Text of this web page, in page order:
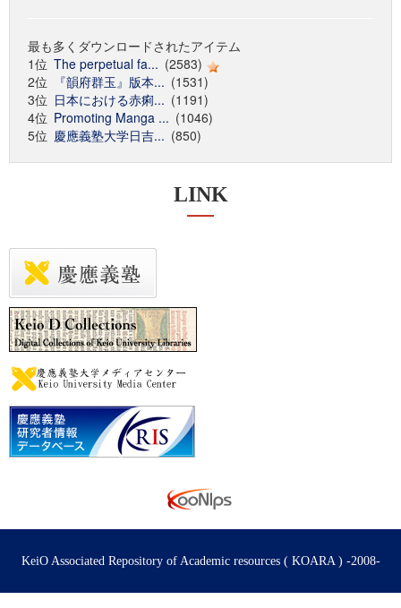
最も多くダウンロードされたアイテム
1位 The perpetual fa... (2583)
2位
『韻府群玉』版本... (1531)
3位 日本における赤痢... (1191)
4位 Promoting Manga ... (1046)
5位 慶應義塾大学日吉... (850)
LINK
KeiO Associated Repository of Academic resources ( KOARA ) -2008-